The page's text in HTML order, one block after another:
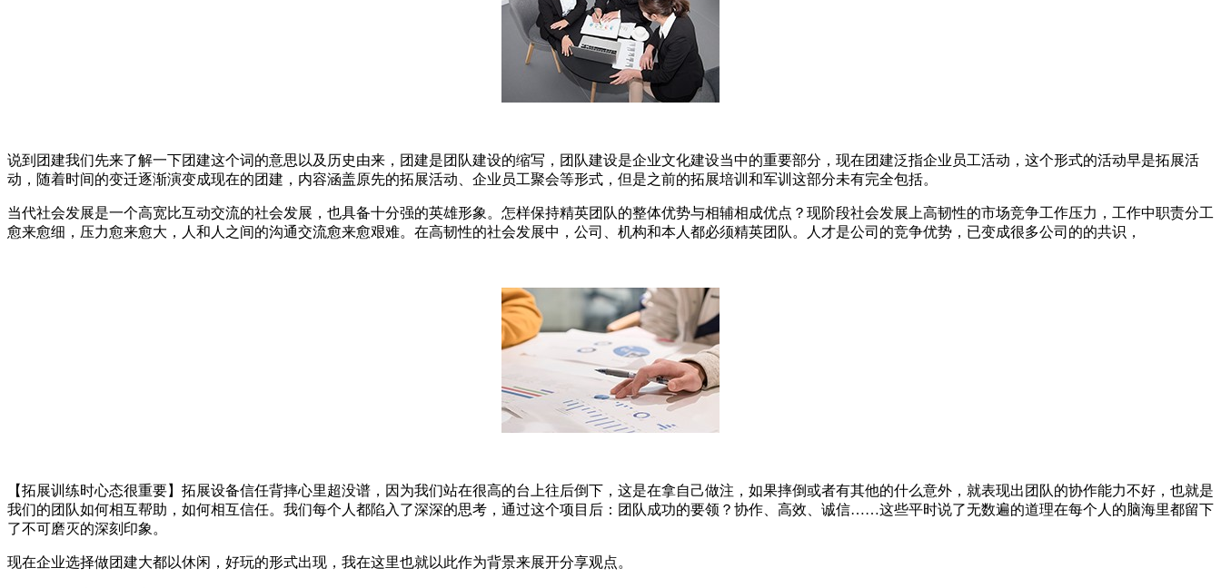
说到团建我们先来了解一下团建这个词的意思以及历史由来，团建是团队建设的缩写，团队建设是企业文化建设当中的重要部分，现在团建泛指企业员工活动，这个形式的活动早是拓展活
动，随着时间的变迁逐渐演变成现在的团建，内容涵盖原先的拓展活动、企业员工聚会等形式，但是之前的拓展培训和军训这部分未有完全包括。
当代社会发展是一个高宽比互动交流的社会发展，也具备十分强的英雄形象。怎样保持精英团队的整体优势与相辅相成优点？现阶段社会发展上高韧性的市场竞争工作压力，工作中职责分工
愈来愈细，压力愈来愈大，人和人之间的沟通交流愈来愈艰难。在高韧性的社会发展中，公司、机构和本人都必须精英团队。人才是公司的竞争优势，已变成很多公司的的共识，
【拓展训练时心态很重要】拓展设备信任背摔心里超没谱，因为我们站在很高的台上往后倒下，这是在拿自己做注，如果摔倒或者有其他的什么意外，就表现出团队的协作能力不好，也就是
我们的团队如何相互帮助，如何相互信任。我们每个人都陷入了深深的思考，通过这个项目后：团队成功的要领？协作、高效、诚信……这些平时说了无数遍的道理在每个人的脑海里都留下
了不可磨灭的深刻印象。
现在企业选择做团建大都以休闲，好玩的形式出现，我在这里也就以此作为背景来展开分享观点。